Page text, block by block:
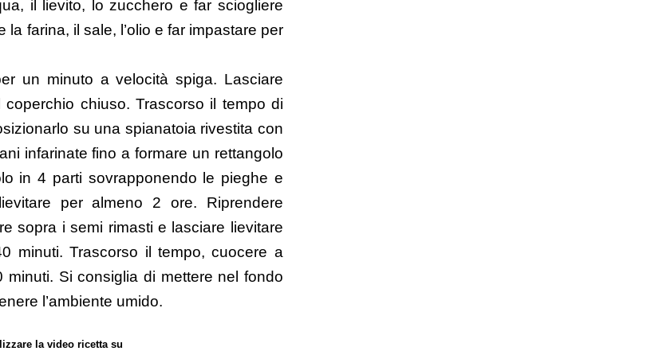
il lievito, lo zucchero e far sciogliere
farina, il sale, l’olio e far impastare per
un minuto a velocità spiga. Lasciare
chiuso. Trascorso il tempo di
su una spianatoia rivestita con
infarinate fino a formare un rettangolo
in 4 parti sovrapponendo le pieghe e
per almeno 2 ore. Riprendere
sopra i semi rimasti e lasciare lievitare
minuti. Trascorso il tempo, cuocere a
Si consiglia di mettere nel fondo
l’ambiente umido.
la video ricetta su